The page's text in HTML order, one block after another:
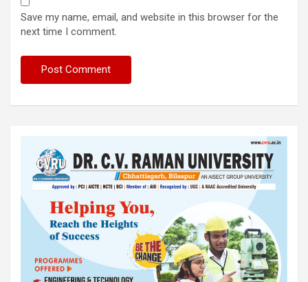
Save my name, email, and website in this browser for the
next time I comment.